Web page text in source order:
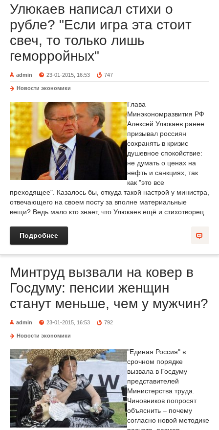
Улюкаев написал стихи о
рубле? "Если игра эта стоит
свеч, то только лишь
геморройных"
admin 23-01-2015, 16:53 747
Новости экономики
Глава
Минэкономразвития РФ
Алексей Улюкаев ранее
призывал россиян
сохранять в кризис
душевное спокойствие:
не думать о ценах на
нефть и санкциях, так
как "это все
преходящее". Казалось бы, откуда такой настрой у министра,
отвечающего на своем посту за вполне материальные
вещи? Ведь мало кто знает, что Улюкаев ещё и стихотворец.
Подробнее
Минтруд вызвали на ковер в
Госдуму: пенсии женщин
станут меньше, чем у мужчин?
admin 23-01-2015, 16:53 792
Новости экономики
"Единая Россия" в
срочном порядке
вызвала в Госдуму
представителей
Министерства труда.
Чиновников попросят
объяснить – почему
согласно новой методике